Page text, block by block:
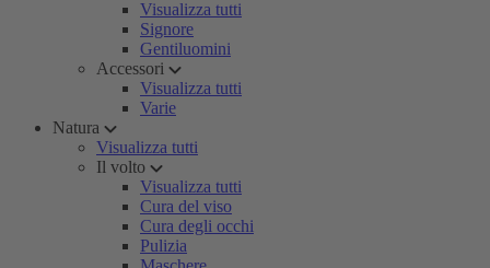
Visualizza tutti
Signore
Gentiluomini
Accessori
Visualizza tutti
Varie
Natura
Visualizza tutti
Il volto
Visualizza tutti
Cura del viso
Cura degli occhi
Pulizia